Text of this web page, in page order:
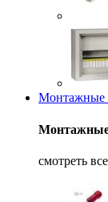
Монтажные
Монтажные
смотреть все